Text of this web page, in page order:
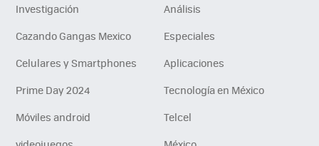
Investigación
Análisis
Cazando Gangas Mexico
Especiales
Celulares y Smartphones
Aplicaciones
Prime Day 2024
Tecnología en México
Móviles android
Telcel